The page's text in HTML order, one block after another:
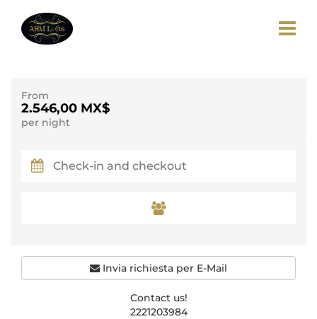
From
2.546,00 MX$
per night
Invia richiesta per E-Mail
Contact us!
2221203984